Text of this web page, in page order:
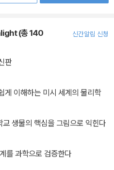
(총 140
신간알림 신청
판
게 이해하는 미시 세계의 물리학
생물의 핵심을 그림으로 익힌다
를 과학으로 검증한다